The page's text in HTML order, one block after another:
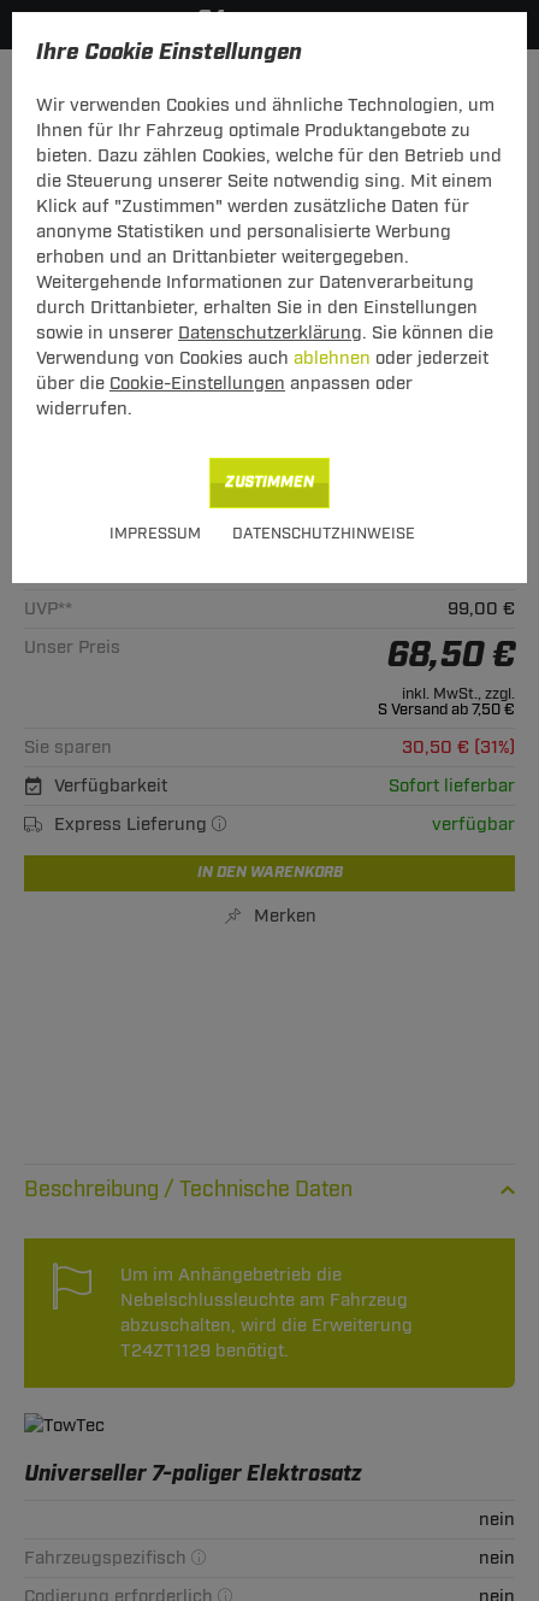
Ihre Cookie Einstellungen
Wir verwenden Cookies und ähnliche Technologien, um
Ihnen für Ihr Fahrzeug optimale Produktangebote zu
bieten. Dazu zählen Cookies, welche für den Betrieb und
die Steuerung unserer Seite notwendig sing. Mit einem
Klick auf "Zustimmen" werden zusätzliche Daten für
anonyme Statistiken und personalisierte Werbung
erhoben und an Drittanbieter weitergegeben.
Weitergehende Informationen zur Datenverarbeitung
durch Drittanbieter, erhalten Sie in den Einstellungen
sowie in unserer Datenschutzerklärung. Sie können die
Verwendung von Cookies auch ablehnen oder jederzeit
über die Cookie-Einstellungen anpassen oder
widerrufen.
IMPRESSUM DATENSCHUTZHINWEISE
ZUSTIMMEN
Hier geht's zur Fahrzeugübersicht: Nissan Primera Stufenheck
Elektrosatz 7-pol. von TowTec: Nissan
Primera Stufenheck Typ P12
Universeller 7-poliger Elektrosatz
Art.-Nr.
Hinweise beachten
UVP**
99,00 €
Unser Preis
68,50 €
inkl. MwSt., zzgl.
S Versand ab 7,50 €
Sie sparen
30,50 € (31%)
Verfügbarkeit
Sofort lieferbar
Express Lieferung
verfügbar
IN DEN WARENKORB
Merken
Technische Daten
Um im Anhängebetrieb die
Nebelschlussleuchte am Fahrzeug
abzuschalten, wird die Erweiterung
T24ZT1129 benötigt.
Universeller 7-poliger Elektrosatz
nein
Fahrzeugspezifisch
nein